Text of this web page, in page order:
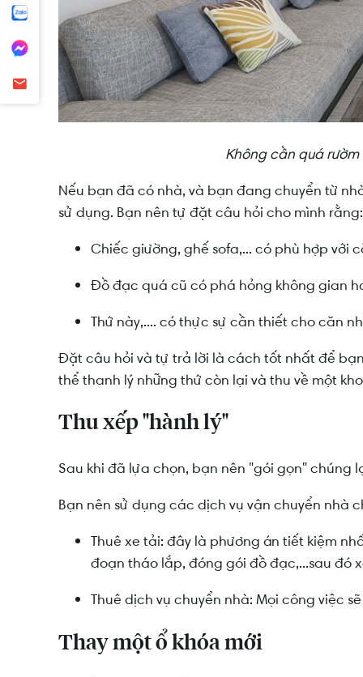
Không cần quá
Nếu bạn đã có nhà, và bạn đang chuyển từ
sử dụng. Bạn nên tự đặt câu hỏi cho mình rằng:
Chiếc giường, ghế sofa,... có phù hợp với
Đồ đạc quá cũ có phá hỏng không gian
Thứ này,.... có thực sự cần thiết cho căn
Đặt câu hỏi và tự trả lời là cách tốt nhất để
thể thanh lý những thứ còn lại và thu về một
Thu xếp "hành lý"
Sau khi đã lựa chọn, bạn nên "gói gọn" chúng
Bạn nên sử dụng các dịch vụ vận chuyển nhà
Thuê xe tải: đây là phương án tiết kiệm
đoạn tháo lắp, đóng gói đồ đạc,...sau đó
Thuê dịch vụ chuyển nhà: Mọi công việc
Thay một ổ khóa mới